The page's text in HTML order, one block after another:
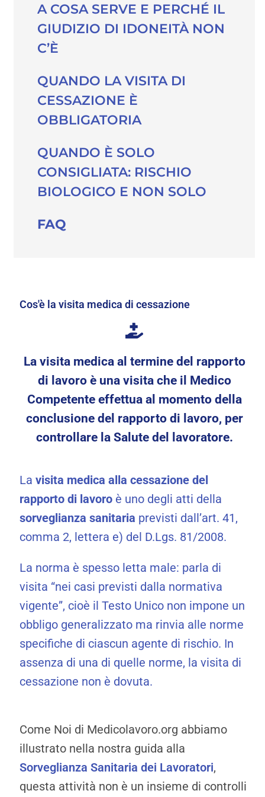
A COSA SERVE E PERCHÉ IL
GIUDIZIO DI IDONEITÀ NON
C’È
QUANDO LA VISITA DI
CESSAZIONE È
OBBLIGATORIA
QUANDO È SOLO
CONSIGLIATA: RISCHIO
BIOLOGICO E NON SOLO
FAQ
Cos'è la visita medica di cessazione
La visita medica al termine del rapporto
di lavoro è una visita che il Medico
Competente effettua al momento della
conclusione del rapporto di lavoro, per
controllare la Salute del lavoratore.
La visita medica alla cessazione del
rapporto di lavoro è uno degli atti della
sorveglianza sanitaria previsti dall’art. 41,
comma 2, lettera e) del D.Lgs. 81/2008.
La norma è spesso letta male: parla di
visita “nei casi previsti dalla normativa
vigente”, cioè il Testo Unico non impone un
obbligo generalizzato ma rinvia alle norme
specifiche di ciascun agente di rischio. In
assenza di una di quelle norme, la visita di
cessazione non è dovuta.
Come Noi di Medicolavoro.org abbiamo
illustrato nella nostra guida alla
Sorveglianza Sanitaria dei Lavoratori,
questa attività non è un insieme di controlli